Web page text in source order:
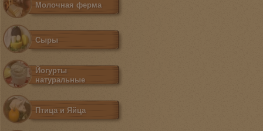
Молочная ферма
Сыры
Йогурты
натуральные
Птица и Яйца